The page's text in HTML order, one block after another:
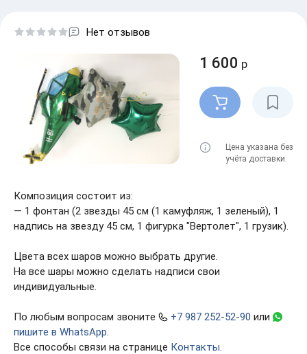
Нет отзывов
1 600 р
Цена указана без
учёта доставки.
Композиция состоит из:
— 1 фонтан (2 звезды 45 см (1 камуфляж, 1 зеленый), 1
надпись на звезду 45 см, 1 фигурка "Вертолет", 1 грузик).
Цвета всех шаров можно выбрать другие.
На все шары можно сделать надписи свои
индивидуальные.
По любым вопросам звоните +7 987 252-52-90 или
пишите в WhatsApp.
Все способы связи на странице Контакты.